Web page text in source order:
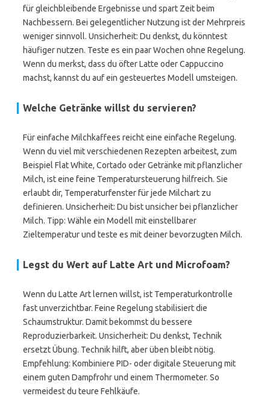
für gleichbleibende Ergebnisse und spart Zeit beim
Nachbessern. Bei gelegentlicher Nutzung ist der Mehrpreis
weniger sinnvoll. Unsicherheit: Du denkst, du könntest
häufiger nutzen. Teste es ein paar Wochen ohne Regelung.
Wenn du merkst, dass du öfter Latte oder Cappuccino
machst, kannst du auf ein gesteuertes Modell umsteigen.
Welche Getränke willst du servieren?
Für einfache Milchkaffees reicht eine einfache Regelung.
Wenn du viel mit verschiedenen Rezepten arbeitest, zum
Beispiel Flat White, Cortado oder Getränke mit pflanzlicher
Milch, ist eine feine Temperatursteuerung hilfreich. Sie
erlaubt dir, Temperaturfenster für jede Milchart zu
definieren. Unsicherheit: Du bist unsicher bei pflanzlicher
Milch. Tipp: Wähle ein Modell mit einstellbarer
Zieltemperatur und teste es mit deiner bevorzugten Milch.
Legst du Wert auf Latte Art und Microfoam?
Wenn du Latte Art lernen willst, ist Temperaturkontrolle
fast unverzichtbar. Feine Regelung stabilisiert die
Schaumstruktur. Damit bekommst du bessere
Reproduzierbarkeit. Unsicherheit: Du denkst, Technik
ersetzt Übung. Technik hilft, aber üben bleibt nötig.
Empfehlung: Kombiniere PID- oder digitale Steuerung mit
einem guten Dampfrohr und einem Thermometer. So
vermeidest du teure Fehlkäufe.